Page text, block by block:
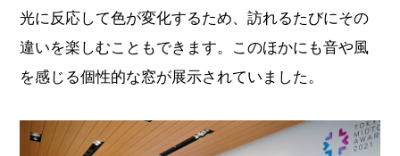
光に反応して色が変化するため、訪れるたびにその
違いを楽しむこともできます。このほかにも音や風
を感じる個性的な窓が展示されていました。